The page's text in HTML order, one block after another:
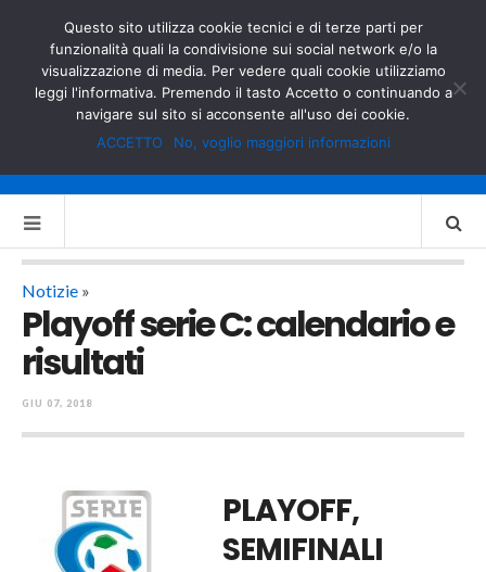
MINISTERO DELL’INTERNO
GOVERNO.IT
Notizie »
Playoff serie C: calendario e
risultati
GIU 07, 2018
PLAYOFF,
SEMIFINALI
Questo sito utilizza cookie tecnici e di terze parti per
funzionalità quali la condivisione sui social network e/o la
visualizzazione di media. Per vedere quali cookie utilizziamo
leggi l'informativa. Premendo il tasto Accetto o continuando a
navigare sul sito si acconsente all'uso dei cookie.
ACCETTO
No, voglio maggiori informazioni